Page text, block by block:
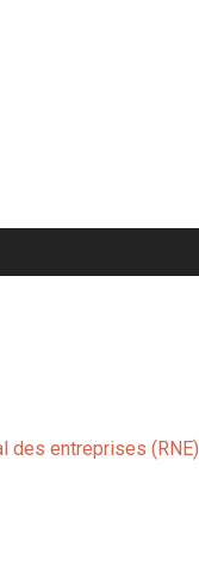
des entreprises (RNE)